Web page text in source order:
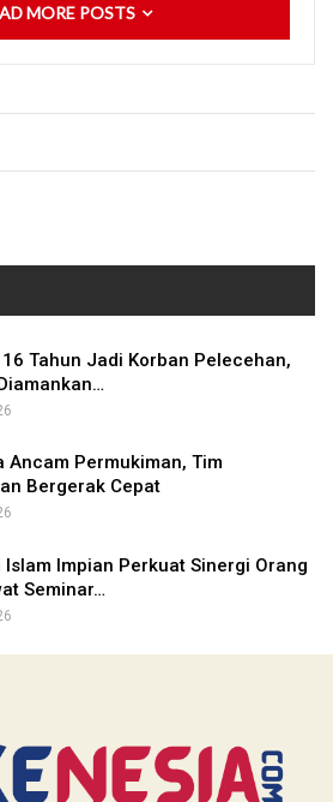
MORE POSTS
Tahun Jadi Korban Pelecehan,
Ancam Permukiman, Tim
Bergerak Cepat
Islam Impian Perkuat Sinergi Orang
Seminar…